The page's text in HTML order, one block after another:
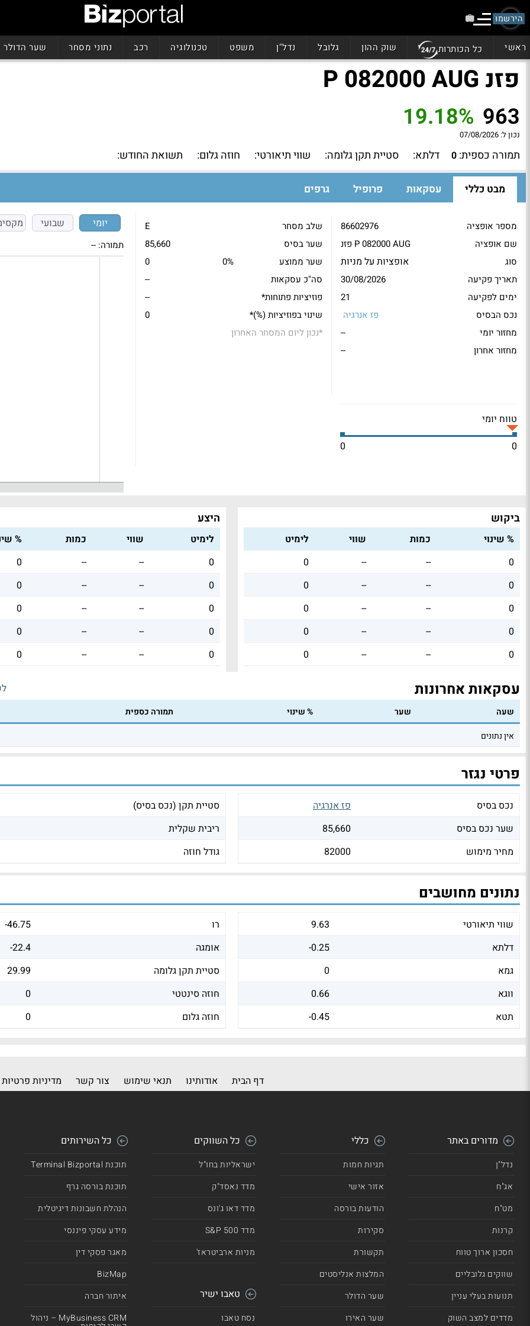
הירשמו
ראשי כל הכותרות שוק ההון גלובל נדל"ן משפט טכנולוגיה רכב נתוני מסחר שער הדולר
פזנ P 082000 AUG
963
19.18%
נכון ל: 07/08/2026
תמורה כספית: 0 דלתא: סטיית תקן גלומה: שווי תיאורטי: חוזה גלום: תשואת החודש:
מבט כללי עסקאות פרופיל גרפים
מספר אופציה
86602976
שם אופציה
פזנ P 082000 AUG
סוג
אופציות על מניות
תאריך פקיעה
30/08/2026
ימים לפקיעה
21
נכס הבסיס
פז אנרגיה
מחזור יומי
--
מחזור אחרון
--
שלב מסחר
E
שער בסיס
85,660
שער ממוצע
0%
0
סה"כ עסקאות
--
פוזיציות פתוחות*
--
שינוי בפוזיציות (%)*
0
*נכון ליום המסחר האחרון
טווח יומי
0
0
יומי שבועי
תמורה: --
ביקוש
% שינוי כמות שווי
לימיט
0
--
--
0
0
--
--
0
0
--
--
0
0
--
--
0
0
--
--
0
היצע
לימיט שווי כמות
%
0
--
--
0
0
--
--
0
0
--
--
0
0
--
--
0
0
--
--
0
עסקאות אחרונות
שעה שער % שינוי
תמורה כספית
אין נתונים
פרטי נגזר
נכס בסיס
פז אנרגיה
שער נכס בסיס
85,660
מחיר מימוש
82000
סטיית תקן (נכס בסיס)
ריבית שקלית
גודל חוזה
נתונים מחושבים
שווי תיאורטי
9.63
דלתא
-0.25
גמא
0
ווגא
0.66
תטא
-0.45
רו
-46.75
אומגה
-22.4
סטיית תקן גלומה
29.99
חוזה סינטטי
0
חוזה גלום
0
דף הבית אודותינו תנאי שימוש צור קשר מדיניות פרטיות
מדורים באתר
נדל"ן
אג"ח
מט"ח
קרנות
חסכון ארוך טווח
שווקים גלובליים
תנועות בעלי עניין
מדדים למצב השוק
כללי
תגיות חמות
אזור אישי
הודעות בורסה
סקירות
תקשורת
המלצות אנליסטים
שער הדולר
שער האירו
כל השווקים
ישראליות בחו"ל
מדד נאסד"ק
מדד דאו ג'ונס
מדד 500 S&P
מניות ארביטראז'
טאבו ישיר
נסח טאבו
כל השירותים
תוכנת Terminal Bizportal
תוכנת בורסה גרף
הנהלת חשבונות דיגיטלית
מידע עסקי פיננסי
מאגר פסקי דין
BizMap
איתור חברה
MyBusiness CRM – ניהול